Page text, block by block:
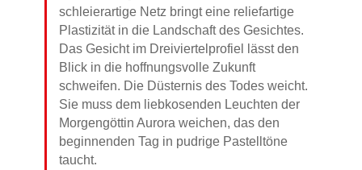
schleierartige Netz bringt eine reliefartige
Plastizität in die Landschaft des Gesichtes.
Das Gesicht im Dreiviertelprofiel lässt den
Blick in die hoffnungsvolle Zukunft
schweifen. Die Düsternis des Todes weicht.
Sie muss dem liebkosenden Leuchten der
Morgengöttin Aurora weichen, das den
beginnenden Tag in pudrige Pastelltöne
taucht.